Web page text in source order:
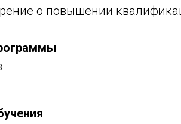
о повышении